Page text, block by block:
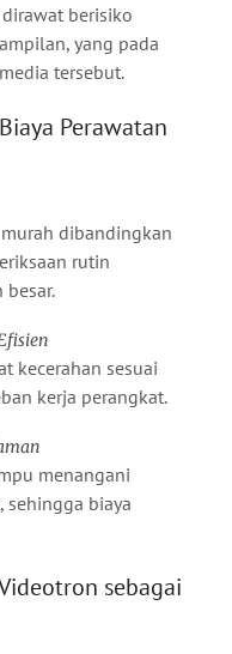
berisiko
yang pada
tersebut.
Perawatan
dibandingkan
rutin
kecerahan sesuai
kerja perangkat.
menangani
sehingga biaya
sebagai